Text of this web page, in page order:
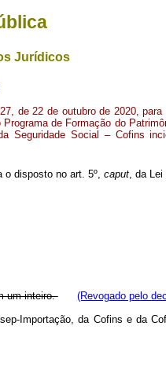
Jurídicos
de 22 de outubro de 2020,
de Formação do
Seguridade Social – Cofins
disposto no art. 5º, caput, da Lei
um inteiro.
(Revogado pelo
Importação, da Cofins e da